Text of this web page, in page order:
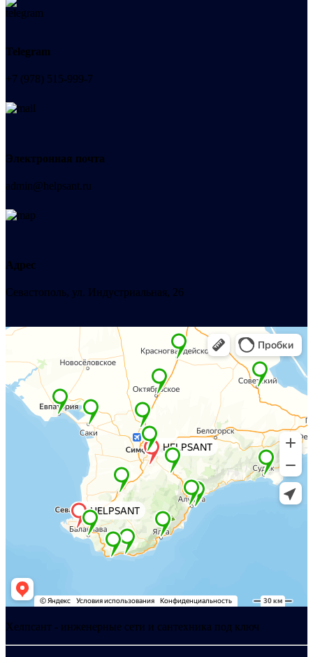
Telegram
+7 (978) 515-999-7
Электронная почта
admin@helpsant.ru
Адрес
Севастополь, ул. Индустриальная, 26
Хелпсант - инженерные сети и сантехника под ключ